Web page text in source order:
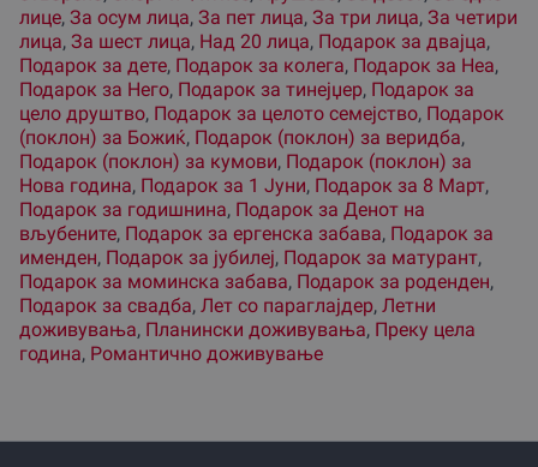
лице, За осум лица, За пет лица, За три лица, За четири
лица, За шест лица, Над 20 лица, Подарок за двајца,
Подарок за дете, Подарок за колега, Подарок за Неа,
Подарок за Него, Подарок за тинејџер, Подарок за
цело друштво, Подарок за целото семејство, Подарок
(поклон) за Божиќ, Подарок (поклон) за веридба,
Подарок (поклон) за кумови, Подарок (поклон) за
Нова година, Подарок за 1 Јуни, Подарок за 8 Март,
Подарок за годишнина, Подарок за Денот на
вљубените, Подарок за ергенска забава, Подарок за
именден, Подарок за јубилеј, Подарок за матурант,
Подарок за моминска забава, Подарок за роденден,
Подарок за свадба, Лет со параглајдер, Летни
доживувања, Планински доживувања, Преку цела
година, Романтично доживување